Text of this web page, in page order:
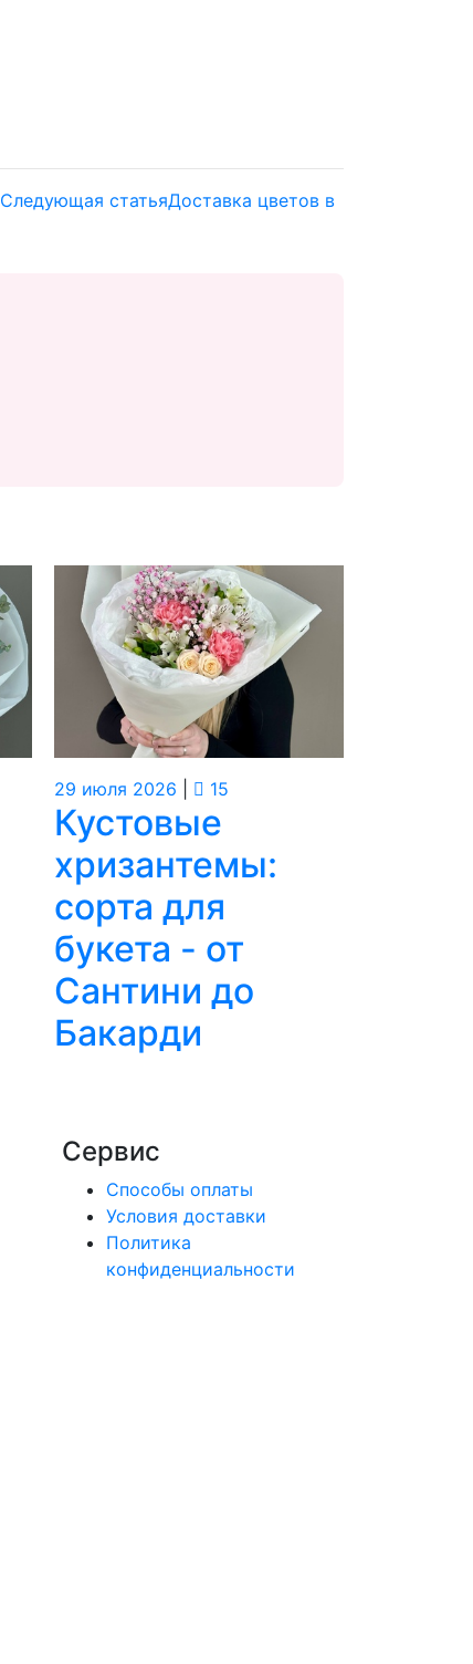
Следующая статьяДоставка цветов в
29 июля 2026 15
Кустовые
хризантемы:
сорта для
букета - от
Сантини до
Бакарди
Сервис
Способы оплаты
Условия доставки
Политика
конфиденциальности